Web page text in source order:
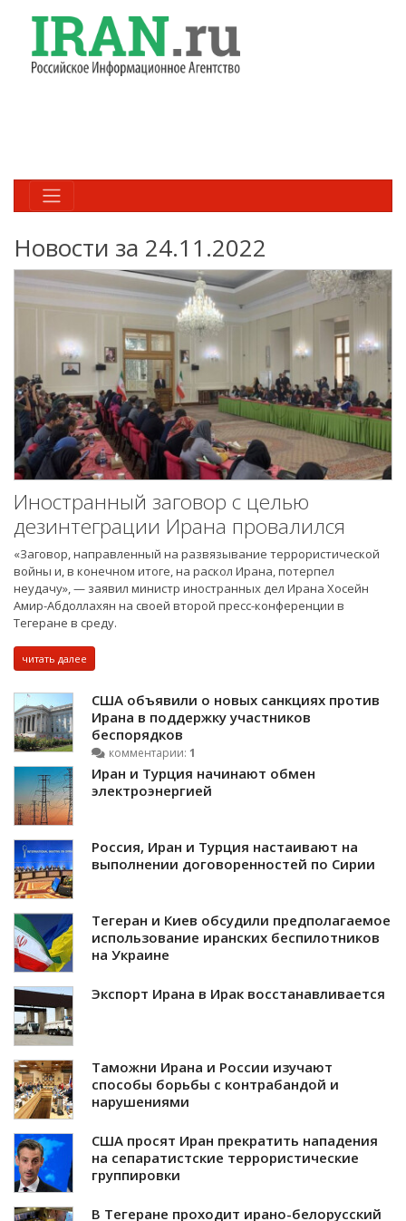
Новости за 24.11.2022
Иностранный заговор с целью
дезинтеграции Ирана провалился
«Заговор, направленный на развязывание террористической
войны и, в конечном итоге, на раскол Ирана, потерпел
неудачу», — заявил министр иностранных дел Ирана Хосейн
Амир-Абдоллахян на своей второй пресс-конференции в
Тегеране в среду.
читать далее
США объявили о новых санкциях против
Ирана в поддержку участников
беспорядков
комментарии: 1
Иран и Турция начинают обмен
электроэнергией
Россия, Иран и Турция настаивают на
выполнении договоренностей по Сирии
Тегеран и Киев обсудили предполагаемое
использование иранских беспилотников
на Украине
Экспорт Ирана в Ирак восстанавливается
Таможни Ирана и России изучают
способы борьбы с контрабандой и
нарушениями
США просят Иран прекратить нападения
на сепаратистские террористические
группировки
В Тегеране проходит ирано-белорусский